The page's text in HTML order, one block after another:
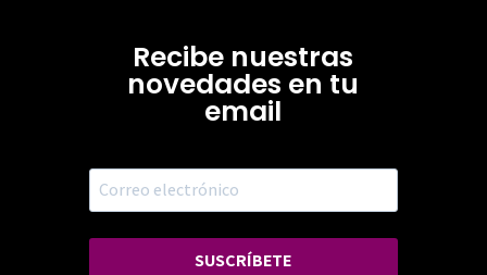
Recibe nuestras
novedades en tu
email
SUSCRÍBETE